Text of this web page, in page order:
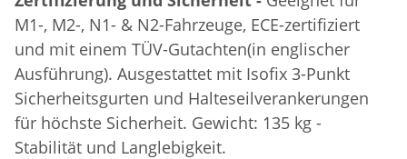
M1-, M2-, N1- & N2-Fahrzeuge, ECE-zertifiziert
und mit einem TÜV-Gutachten(in englischer
Ausführung). Ausgestattet mit Isofix 3-Punkt
Sicherheitsgurten und Halteseilverankerungen
für höchste Sicherheit. Gewicht: 135 kg -
Stabilität und Langlebigkeit.